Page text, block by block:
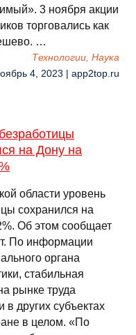
3 ноября акции
торговались как
…
Технологии, Наука
4, 2023 | app2top.ru
на Дону на
области уровень
сохранился на
Об этом сообщает
По информации
органа
стабильная
рынке труда
в других субъектах
в целом. «По